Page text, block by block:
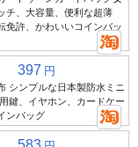
チ、大容量、便利な超薄
免許、かわいいコインバッ
397 円
シンプルな日本製防水ミニ
鍵、イヤホン、カードケー
ンバッグ